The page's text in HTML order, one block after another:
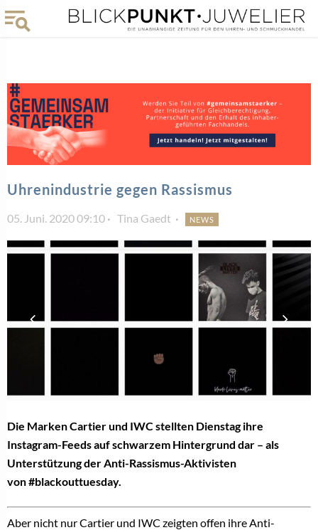
Uhrenindustrie gegen Rassismus
05. Juni. 2020 09:10 Tina Gaedt NEWS
Die Marken Cartier und IWC stellten Dienstag ihre
Instagram-Feeds auf schwarzem Hintergrund dar – als
Unterstützung der Anti-Rassismus-Aktivisten
von#blackouttuesday.
Aber nicht nur Cartier und IWC zeigten offen ihre Anti-